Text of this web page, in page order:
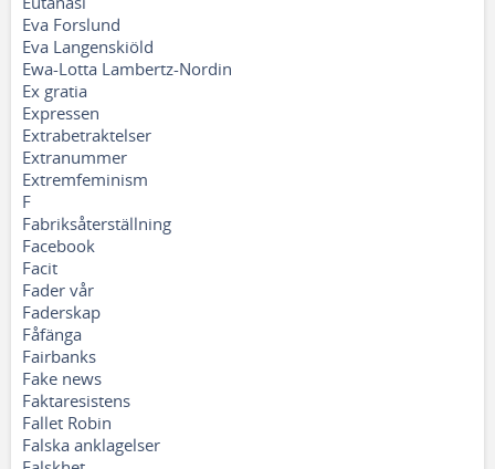
Eva Forslund
Eva Langenskiöld
Ewa-Lotta Lambertz-Nordin
Ex gratia
Expressen
Extrabetraktelser
Extranummer
Extremfeminism
F
Fabriksåterställning
Facebook
Facit
Fader vår
Faderskap
Fåfänga
Fairbanks
Fake news
Faktaresistens
Fallet Robin
Falska anklagelser